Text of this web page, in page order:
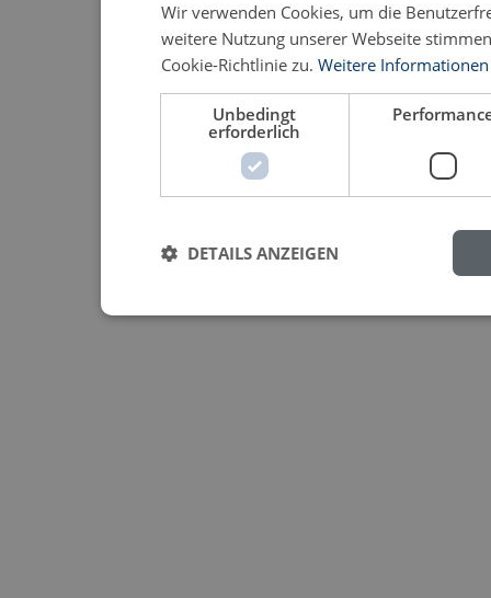
Wir verwenden Cookies, um die
weitere Nutzung unserer Webseite
Cookie-Richtlinie zu. Weitere Informationen
Unbedingt
erforderlich
DETAILS ANZEIGEN